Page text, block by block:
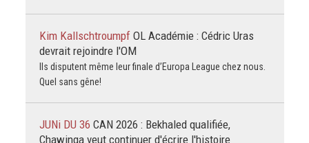
Kim Kallschtroumpf OL Académie : Cédric Uras
devrait rejoindre l'OM
Ils disputent même leur finale d’Europa League chez nous.
Quel sans gêne!
JUNi DU 36 CAN 2026 : Bekhaled qualifiée,
Chawinga veut continuer d'écrire l'histoire